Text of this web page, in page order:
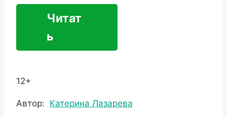
Читат
ь
12+
Метки
Автор: Катерина Лазарева